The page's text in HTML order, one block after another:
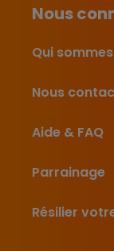
Nous
Qui
Nous
Aide & FAQ
Parrainage
Résilier